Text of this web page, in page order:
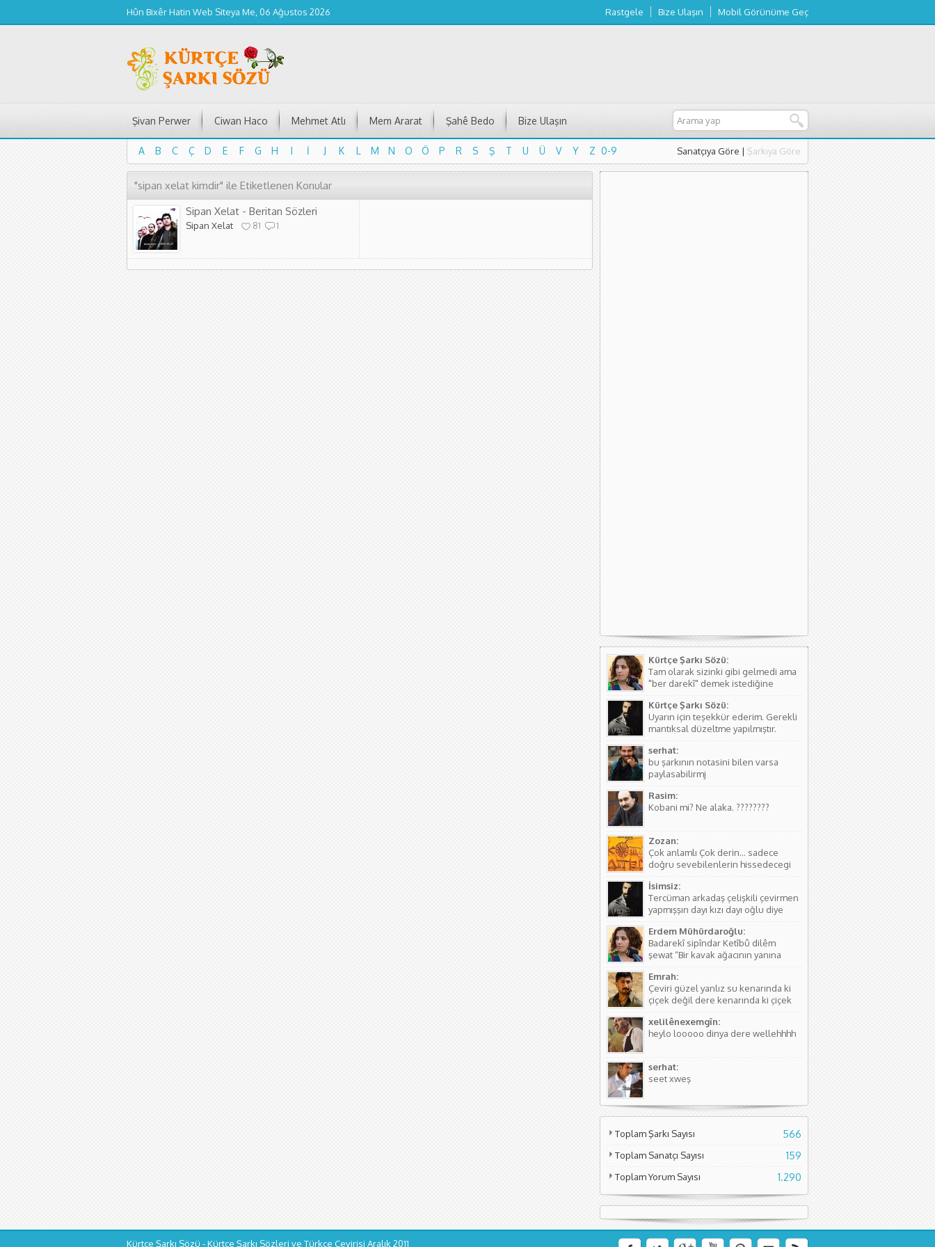
Hûn Bixêr Hatin Web Siteya Me, 06 Ağustos 2026 Rastgele Bize Ulaşın Mobil Görünüme Geç
Şivan Perwer Ciwan Haco Mehmet Atlı Mem Ararat Şahê Bedo Bize Ulaşın
A B C Ç D E F G H I İ J K L M N O Ö P R S Ş T U Ü V Y Z 0-9
A
B C Ç D E F G H I İ J K L M N O Ö P R S Ş T U Ü V Y Z 0-9
Sanatçıya Göre | Şarkıya Göre
"sipan xelat kimdir" ile Etiketlenen Konular
Sipan Xelat - Beritan Sözleri
Sipan Xelat 81 1
Kürtçe Şarkı Sözü:
Tam olarak sizinki gibi gelmedi ama
"ber darekî" demek istediğine
düzeltmede bulundum. Teşkkürler
Kürtçe Şarkı Sözü:
Uyarın için teşekkür ederim. Gerekli
mantıksal düzeltme yapılmıştır.
serhat:
bu şarkının notasini bilen varsa
paylasabilirmj
Rasim:
Kobani mi? Ne alaka. ????????
Zozan:
Çok anlamlı Çok derin... sadece
doğru sevebilenlerin hissedecegi
İsimsiz:
Tercüman arkadaş çelişkili çevirmen
yapmışşın dayı kızı dayı oğlu diye
vardır biraz aile yapısını öğren ( iki
kişinin...
Erdem Mühürdaroğlu:
Badarekî sipîndar Ketîbû dilêm
şewat “Bir kavak ağacının yanına
Sözlerdeki hikayede birini arıyorlar
ve aradıkları yerde bir kavak
ağacının yanında yere düşmüş
Emrah:
Çeviri güzel yanlız su kenarında ki
çiçek değil dere kenarında ki çiçek
kıymetli olduğunu söylüyor sanırım.
Asıl söyleyen Seyade Şame dur...
xelilênexemgîn:
heylo looooo dinya dere wellehhhh
serhat:
seet xweş
Toplam Şarkı Sayısı 566
Toplam Sanatçı Sayısı 159
Toplam Yorum Sayısı 1.290
Kürtçe Şarkı Sözü - Kürtçe Şarkı Sözleri ve Türkçe Çevirisi Aralık 2011